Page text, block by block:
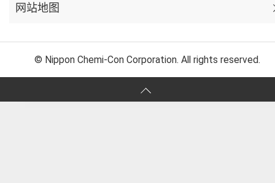
网站地图
© Nippon Chemi-Con Corporation. All rights reserved.